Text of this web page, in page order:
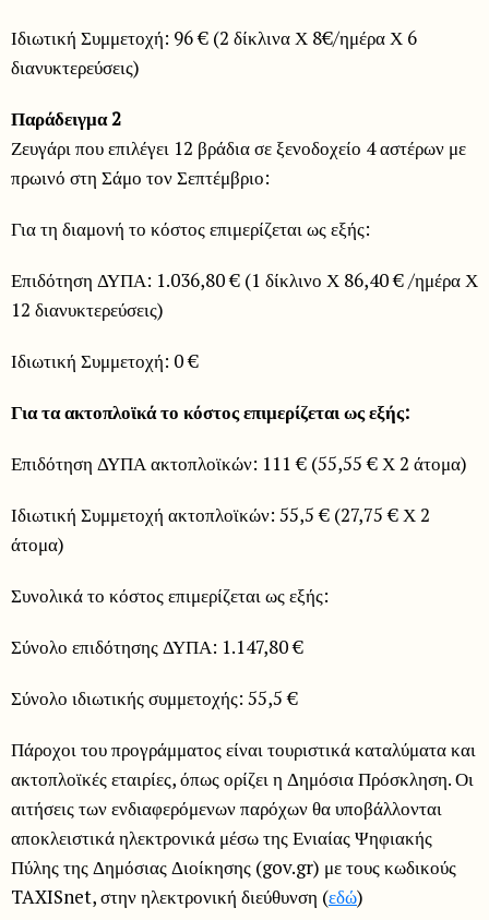
Ιδιωτική Συμμετοχή: 96 € (2 δίκλινα Χ 8€/ημέρα Χ 6
διανυκτερεύσεις)
Παράδειγμα 2
Ζευγάρι που επιλέγει 12 βράδια σε ξενοδοχείο 4 αστέρων με
πρωινό στη Σάμο τον Σεπτέμβριο:
Για τη διαμονή το κόστος επιμερίζεται ως εξής:
Επιδότηση ΔΥΠΑ: 1.036,80 € (1 δίκλινο Χ 86,40 € /ημέρα Χ
12 διανυκτερεύσεις)
Ιδιωτική Συμμετοχή: 0 €
Για τα ακτοπλοϊκά το κόστος επιμερίζεται ως εξής:
Επιδότηση ΔΥΠΑ ακτοπλοϊκών: 111 € (55,55 € Χ 2 άτομα)
Ιδιωτική Συμμετοχή ακτοπλοϊκών: 55,5 € (27,75 € Χ 2
άτομα)
Συνολικά το κόστος επιμερίζεται ως εξής:
Σύνολο επιδότησης ΔΥΠΑ: 1.147,80 €
Σύνολο ιδιωτικής συμμετοχής: 55,5 €
Πάροχοι του προγράμματος είναι τουριστικά καταλύματα και
ακτοπλοϊκές εταιρίες, όπως ορίζει η Δημόσια Πρόσκληση. Οι
αιτήσεις των ενδιαφερόμενων παρόχων θα υποβάλλονται
αποκλειστικά ηλεκτρονικά μέσω της Ενιαίας Ψηφιακής
Πύλης της Δημόσιας Διοίκησης (gov.gr) με τους κωδικούς
TAXISnet, στην ηλεκτρονική διεύθυνση (εδώ)